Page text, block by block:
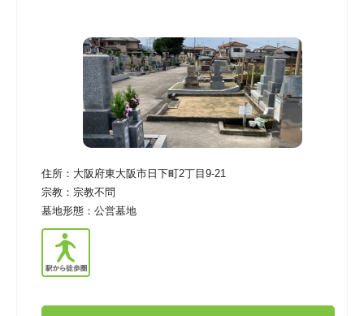
住所： 大阪府東大阪市日下町2丁目9-21
宗教： 宗教不問
墓地形態： 公営墓地